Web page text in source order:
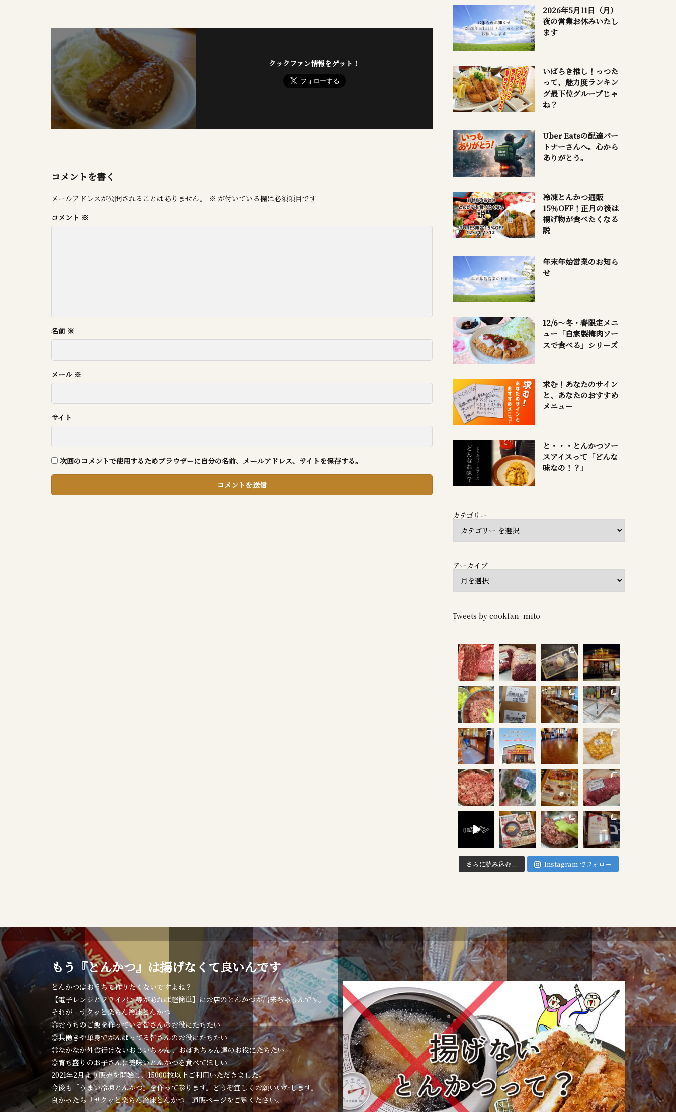
クックファン情報をゲット！
コメントを書く
メールアドレスが公開されることはありません。 ※ が付いている欄は必須項目です
コメント ※
名前 ※
メール ※
サイト
次回のコメントで使用するためブラウザーに自分の名前、メールアドレス、サイトを保存する。
2026年5月11日（月）
夜の営業お休みいたし
ます
いばらき推し！っつた
って、魅力度ランキン
グ最下位グループじゃ
ね？
Uber Eatsの配達パー
トナーさんへ。心から
ありがとう。
冷凍とんかつ通販
15％OFF！正月の後は
揚げ物が食べたくなる
説
年末年始営業のお知ら
せ
12/6～冬・春限定メニ
ュー「自家製梅肉ソー
スで食べる」シリーズ
求む！あなたのサイン
と、あなたのおすすめ
メニュー
と・・・とんかつソー
スアイスって「どんな
味なの！？」
カテゴリー
アーカイブ
Tweets by cookfan_mito
さらに読み込む... Instagram でフォロー
もう『とんかつ』は揚げなくて良いんです
とんかつはおうちで作りたくないですよね？
【電子レンジとフライパン等があれば超簡単】にお店のとんかつが出来ちゃうんです。
それが「サクッと楽ちん冷凍とんかつ」
◎おうちのご飯を作っている皆さんのお役にたちたい
◎共働きや単身でがんばってる皆さんのお役にたちたい
◎なかなか外食行けないおじいちゃん、おばあちゃん達のお役にたちたい
◎育ち盛りのお子さんに美味いとんかつを食べてほしい
2021年2月より販売を開始し、15000枚以上ご利用いただきました。
今後も「うまい冷凍とんかつ」を作って参ります。どうぞ宜しくお願いいたします。
良かったら「サクッと楽ちん冷凍とんかつ」通販ページをご覧ください。